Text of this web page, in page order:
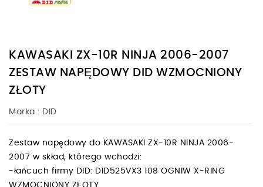
KAWASAKI ZX-10R NINJA 2006-2007
ZESTAW NAPĘDOWY DID WZMOCNIONY
ZŁOTY
Marka : DID
Zestaw napędowy do KAWASAKI ZX-10R NINJA 2006-
2007 w skład, którego wchodzi:
-łańcuch firmy DID: DID525VX3 108 OGNIW X-RING
WZMOCNIONY ZŁOTY